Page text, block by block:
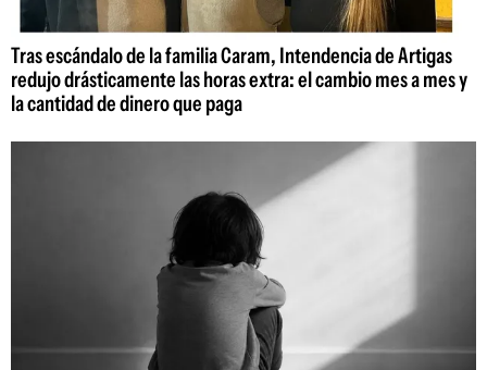
Tras escándalo de la familia Caram, Intendencia de Artigas
redujo drásticamente las horas extra: el cambio mes a mes y
la cantidad de dinero que paga